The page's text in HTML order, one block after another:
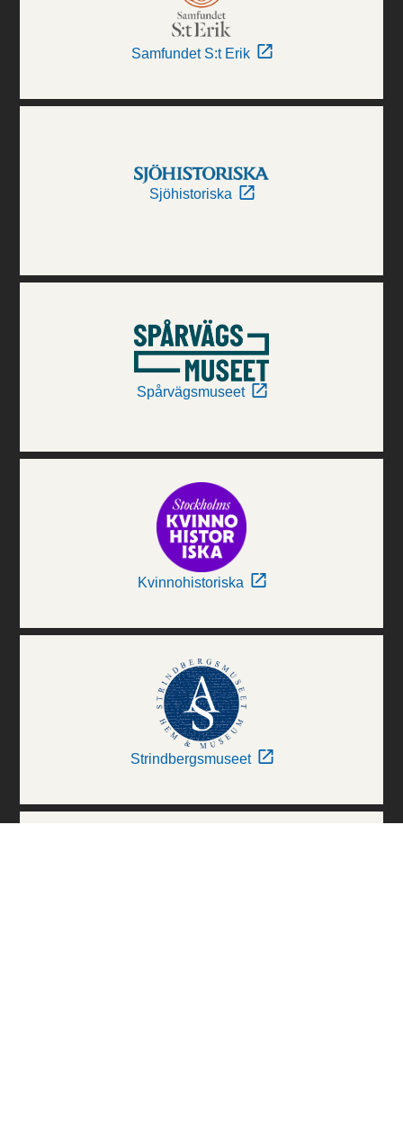
Samfundet S:t Erik
Sjöhistoriska
Spårvägsmuseet
Kvinnohistoriska
Strindbergsmuseet